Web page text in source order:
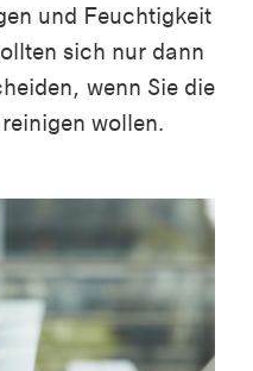
und Feuchtigkeit
sich nur dann
wenn Sie die
wollen.